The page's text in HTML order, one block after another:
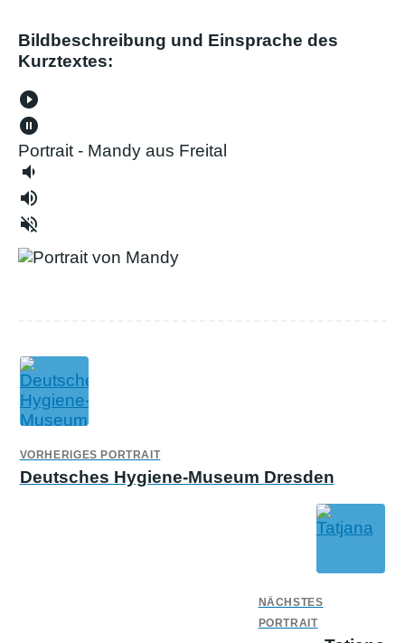
Bildbeschreibung und Einsprache des
Kurztextes:
play_circle_filled
pause_circle_filled
Portrait - Mandy aus Freital
volume_down
volume_up
volume_off
VORHERIGES PORTRAIT
Deutsches Hygiene-Museum Dresden
NÄCHSTES
PORTRAIT